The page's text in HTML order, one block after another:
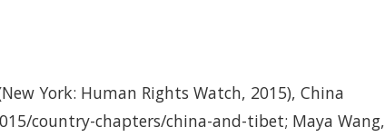
York: Human Rights Watch, 2015), China
country-chapters/china-and-tibet; Maya Wang,